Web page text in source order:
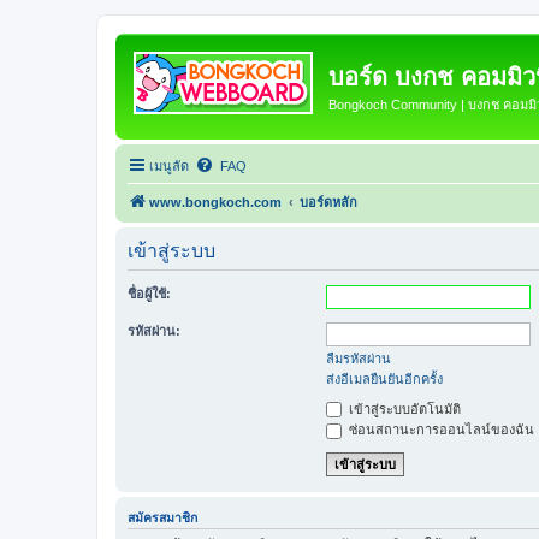
บอร์ด บงกช คอมมิ
Bongkoch Community | บงกช คอม
เมนูลัด FAQ
www.bongkoch.com บอร์ดหลัก
เข้าสู่ระบบ
ชื่อผู้ใช้:
รหัสผ่าน:
ลืมรหัสผ่าน
ส่งอีเมลยืนยันอีกครั้ง
เข้าสู่ระบบอัตโนมัติ
ซ่อนสถานะการออนไลน์ของฉัน
สมัครสมาชิก